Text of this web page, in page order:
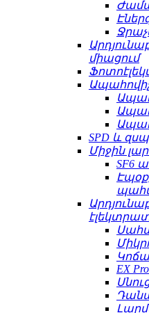
միացում
SPD և
Միջին
SF6
EX